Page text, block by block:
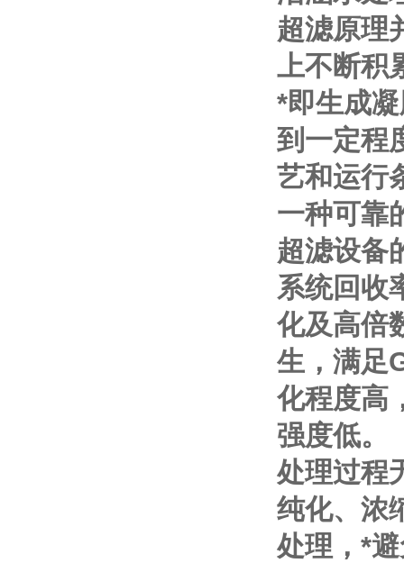
超滤原理
上不断积
*即生成
到一定程
艺和运行
一种可靠
超滤设备
系统回收
化及高倍
生，满足
化程度高
强度低。
处理过程
纯化、浓
处理，*